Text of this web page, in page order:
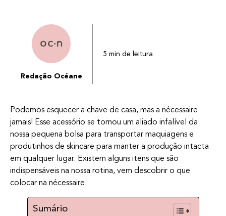
Redação Océane
5 min de leitura
Podemos esquecer a chave de casa, mas a nécessaire
jamais! Esse acessório se tornou um aliado infalível da
nossa pequena bolsa para transportar maquiagens e
produtinhos de skincare para manter a produção intacta
em qualquer lugar. Existem alguns itens que são
indispensáveis na nossa rotina, vem descobrir o que
colocar na nécessaire.
Sumário